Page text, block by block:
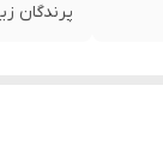
پرندگان